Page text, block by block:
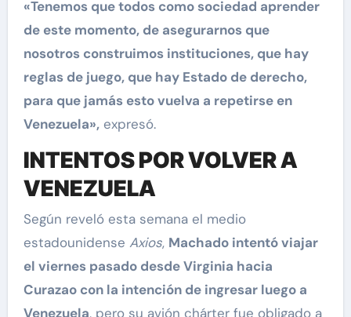
«Tenemos que todos como sociedad aprender
de este momento, de asegurarnos que
nosotros construimos instituciones, que hay
reglas de juego, que hay Estado de derecho,
para que jamás esto vuelva a repetirse en
Venezuela»,expresó.
INTENTOS POR VOLVER A
VENEZUELA
Según reveló esta semana el medio
estadounidense Axios, Machado intentó viajar
el viernes pasado desde Virginia hacia
Curazao con la intención de ingresar luego a
Venezuela, pero su avión chárter fue obligado a